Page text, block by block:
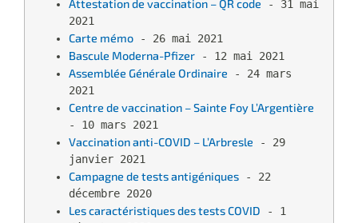
Attestation de vaccination – QR code - 31 mai
2021
Carte mémo - 26 mai 2021
Bascule Moderna-Pfizer - 12 mai 2021
Assemblée Générale Ordinaire - 24 mars
2021
Centre de vaccination – Sainte Foy L’Argentière
- 10 mars 2021
Vaccination anti-COVID – L’Arbresle - 29
janvier 2021
Campagne de tests antigéniques - 22
décembre 2020
Les caractéristiques des tests COVID - 1